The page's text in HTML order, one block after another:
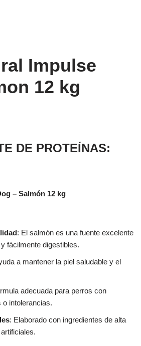
Impulse
12 kg
DE PROTEÍNAS:
– Salmón 12 kg
: El salmón es una fuente excelente
fácilmente digestibles.
a mantener la piel saludable y el
adecuada para perros con
intolerancias.
: Elaborado con ingredientes de alta